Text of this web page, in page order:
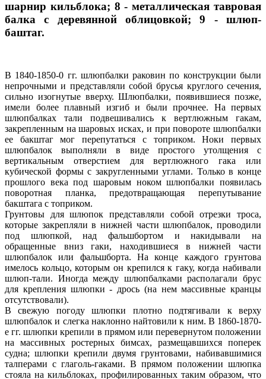
шарнир кильблока; 8 - металлическая тавровая
балка с деревянной облицовкой; 9 - шлюп-
баштаг.
В 1840-1850-0 гг. шлюпбалки раковин по конструкции были
непрочными и представляли собой брусья круглого сечения,
сильно изогнутые вверху. Шлюпбалки, появившиеся позже,
имели более плавный изгиб и были прочнее. На первых
шлюпбалках тали подвешивались к вертлюжным гакам,
закрепленным на шаровых исках, и при повороте шлюпбалки
ее бакштаг мог перепутаться с топриком. Ноки первых
шлюпбалок выполняли в виде простого утолщения с
вертикальным отверстием для вертлюжного гака или
кубической формы с закругленными углами. Только в конце
прошлого века под шаровым ноком шлюпбалки появилась
поворотная планка, предотвращающая перепутывание
бакштага с топриком.
Грунтовы для шлюпок представляли собой отрезки троса,
которые закрепляли в нижней части шлюпбалок, проводили
под шлюпкой, над фальшбортом и накидывали на
обращенные вниз гаки, находившиеся в нижней части
шлюпбалок или фальшборта. На конце каждого грунтова
имелось кольцо, которым он крепился к гаку, когда набивали
шлюп-тали. Иногда между шлюпбалками располагали брус
для крепления шлюпки - дрось (на нем массивные кранцы
отсутствовали).
В свежую погоду шлюпки плотно подтягивали к верху
шлюпбалок и слегка наклонно найтовили к ним. В 1860-1870-
е гг. шлюпки крепили в прямом или перевернутом положении
на массивных ростерных бимсах, размещавшихся поперек
судна; шлюпки крепили двумя грунтовами, набивавшимися
талперами с глаголь-гаками. В прямом положении шлюпка
стояла на кильблоках, профилированных таким образом, что